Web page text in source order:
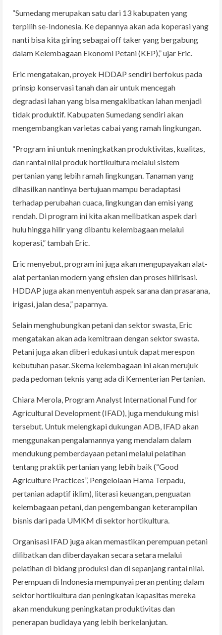
“Sumedang merupakan satu dari 13 kabupaten yang
terpilih se-Indonesia. Ke depannya akan ada koperasi yang
nanti bisa kita giring sebagai off taker yang bergabung
dalam Kelembagaan Ekonomi Petani (KEP),” ujar Eric.
Eric mengatakan, proyek HDDAP sendiri berfokus pada
prinsip konservasi tanah dan air untuk mencegah
degradasi lahan yang bisa mengakibatkan lahan menjadi
tidak produktif. Kabupaten Sumedang sendiri akan
mengembangkan varietas cabai yang ramah lingkungan.
“Program ini untuk meningkatkan produktivitas, kualitas,
dan rantai nilai produk hortikultura melalui sistem
pertanian yang lebih ramah lingkungan. Tanaman yang
dihasilkan nantinya bertujuan mampu beradaptasi
terhadap perubahan cuaca, lingkungan dan emisi yang
rendah. Di program ini kita akan melibatkan aspek dari
hulu hingga hilir yang dibantu kelembagaan melalui
koperasi,” tambah Eric.
Eric menyebut, program ini juga akan mengupayakan alat-
alat pertanian modern yang efisien dan proses hilirisasi.
HDDAP juga akan menyentuh aspek sarana dan prasarana,
irigasi, jalan desa,” paparnya.
Selain menghubungkan petani dan sektor swasta, Eric
mengatakan akan ada kemitraan dengan sektor swasta.
Petani juga akan diberi edukasi untuk dapat merespon
kebutuhan pasar. Skema kelembagaan ini akan merujuk
pada pedoman teknis yang ada di Kementerian Pertanian.
Chiara Merola, Program Analyst International Fund for
Agricultural Development (IFAD), juga mendukung misi
tersebut. Untuk melengkapi dukungan ADB, IFAD akan
menggunakan pengalamannya yang mendalam dalam
mendukung pemberdayaan petani melalui pelatihan
tentang praktik pertanian yang lebih baik (“Good
Agriculture Practices”, Pengelolaan Hama Terpadu,
pertanian adaptif iklim), literasi keuangan, penguatan
kelembagaan petani, dan pengembangan keterampilan
bisnis dari pada UMKM di sektor hortikultura.
Organisasi IFAD juga akan memastikan perempuan petani
dilibatkan dan diberdayakan secara setara melalui
pelatihan di bidang produksi dan di sepanjang rantai nilai.
Perempuan di Indonesia mempunyai peran penting dalam
sektor hortikultura dan peningkatan kapasitas mereka
akan mendukung peningkatan produktivitas dan
penerapan budidaya yang lebih berkelanjutan.